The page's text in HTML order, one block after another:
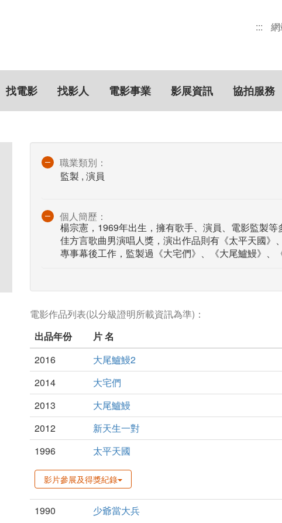
:::
找電影 找影人 電影事業 影展資訊 協拍服務
職業類別：
監製 , 演員
個人簡歷：
楊宗憲，1969年出生，擁有歌手、演員、電影監製
佳方言歌曲男演唱人獎，演出作品則有《太平天國》
專事幕後工作，監製過《大宅們》、《大尾鱸鰻》、
電影作品列表(以分級證明所載資訊為準)：
出品年份
片 名
2016
大尾鱸鰻2
2014
大宅們
2013
大尾鱸鰻
2012
新天生一對
1996
太平天國
影片參展及得獎紀錄
1990 少爺當大兵